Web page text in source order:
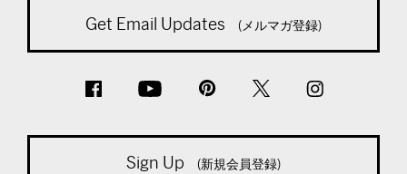
Get Email Updates (メルマガ登録)
Sign Up (新規会員登録)